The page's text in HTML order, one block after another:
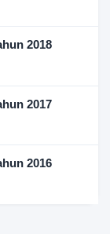
2018
2017
2016